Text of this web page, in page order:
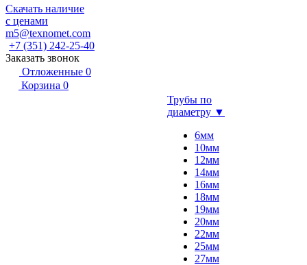
Скачать наличие
с ценами
m5@texnomet.com
+7 (351) 242-25-40
Заказать звонок
Отложенные 0
Корзина 0
Трубы по
диаметру ▼
6мм
10мм
12мм
14мм
16мм
18мм
19мм
20мм
22мм
25мм
27мм